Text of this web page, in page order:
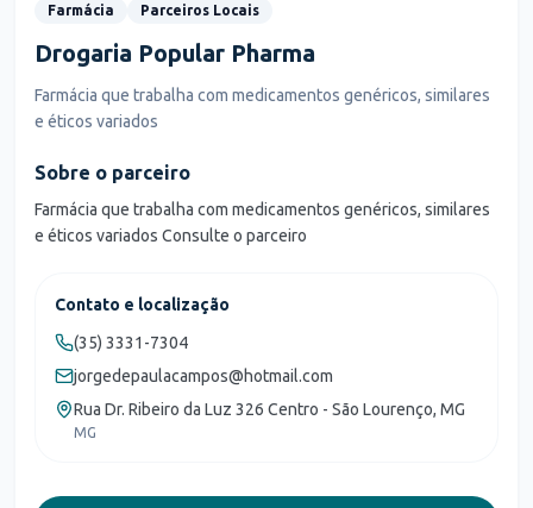
Farmácia Parceiros Locais
Drogaria Popular Pharma
Farmácia que trabalha com medicamentos genéricos, similares
e éticos variados
Sobre o parceiro
Farmácia que trabalha com medicamentos genéricos, similares
e éticos variados Consulte o parceiro
Contato e localização
(35) 3331-7304
jorgedepaulacampos@hotmail.com
Rua Dr. Ribeiro da Luz 326 Centro - São Lourenço, MG
MG